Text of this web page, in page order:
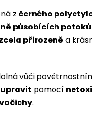
z černého
působících
zcela přirozeně a
vůči
pomocí
.